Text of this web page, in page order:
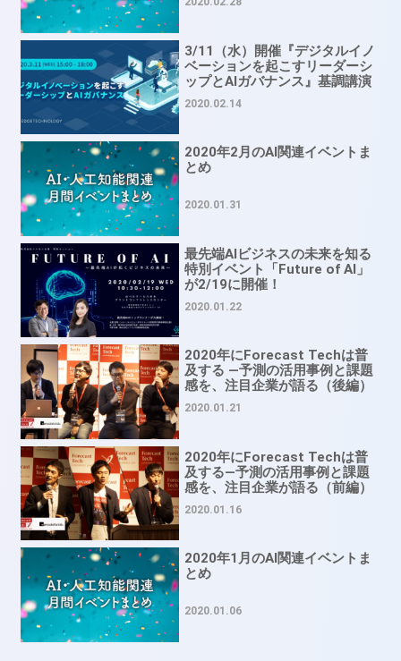
3/11（水）開催『デジタルイノ
ベーションを起こすリーダーシ
ップとAIガバナンス』基調講演
はピーター・ソンダーガード氏
2020.02.14
2020年2月のAI関連イベントま
とめ
2020.01.31
最先端AIビジネスの未来を知る
特別イベント「Future of AI」
が2/19に開催！
2020.01.22
2020年にForecast Techは普
及する ―予測の活用事例と課題
感を、注目企業が語る（後編）
2020.01.21
2020年にForecast Techは普
及する―予測の活用事例と課題
感を、注目企業が語る（前編）
2020.01.16
2020年1月のAI関連イベントま
とめ
2020.01.06